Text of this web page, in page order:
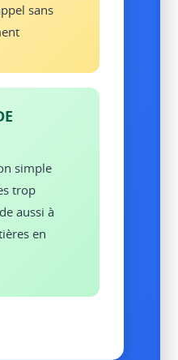
sans
simple
trop
aussi à
en